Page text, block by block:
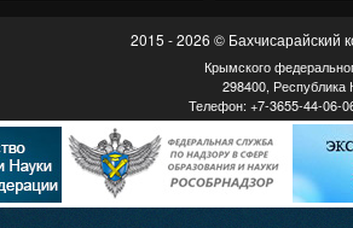
2015 - 2026 © Бахчисарайский
Крымского
298400, Республика
Телефон: +7-3655-44-06-